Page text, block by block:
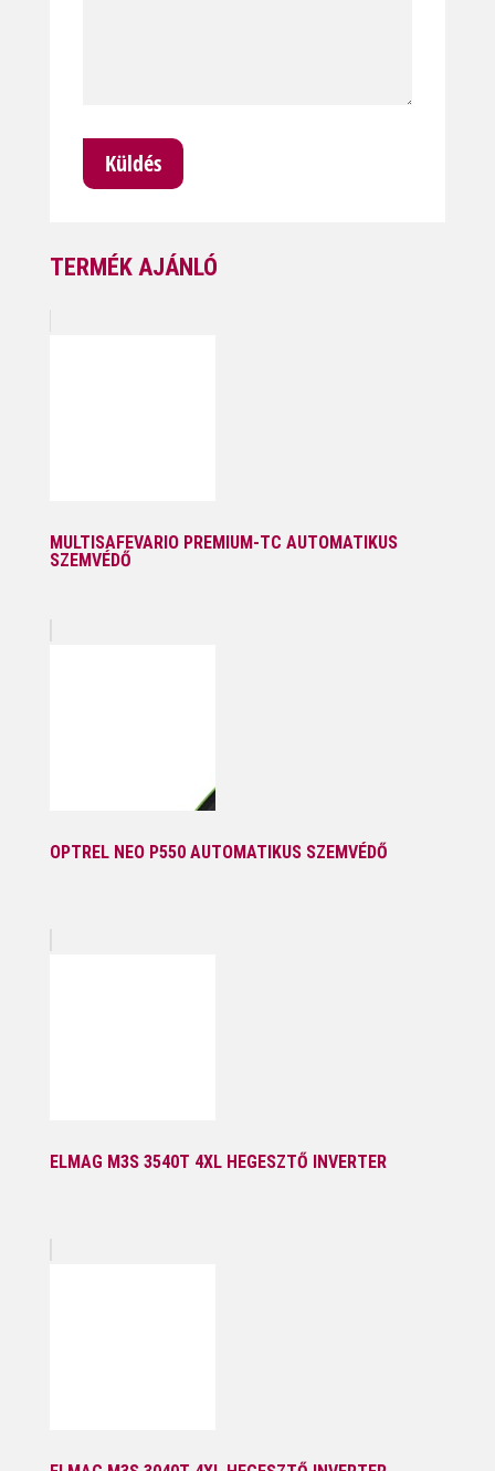
TERMÉK AJÁNLÓ
MULTISAFEVARIO PREMIUM-TC AUTOMATIKUS
SZEMVÉDŐ
OPTREL NEO P550 AUTOMATIKUS SZEMVÉDŐ
ELMAG M3S 3540T 4XL HEGESZTŐ INVERTER